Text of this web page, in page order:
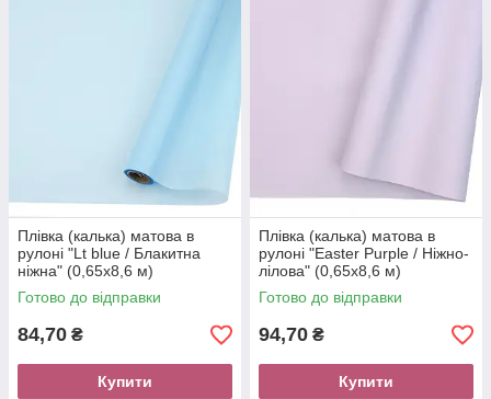
Плівка (калька) матова в
рулоні "Lt blue / Блакитна
ніжна" (0,65х8,6 м)
Готово до відправки
84,70 ₴
Купити
Плівка (калька) матова в
рулоні "Easter Purple / Ніжно-
лілова" (0,65х8,6 м)
Готово до відправки
94,70 ₴
Купити